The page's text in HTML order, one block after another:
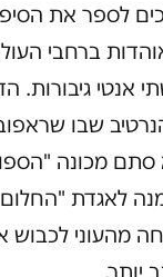
לספר את
ברחבי
אנטי
שבו
סתם מכונה
לאגדת
מהעוני